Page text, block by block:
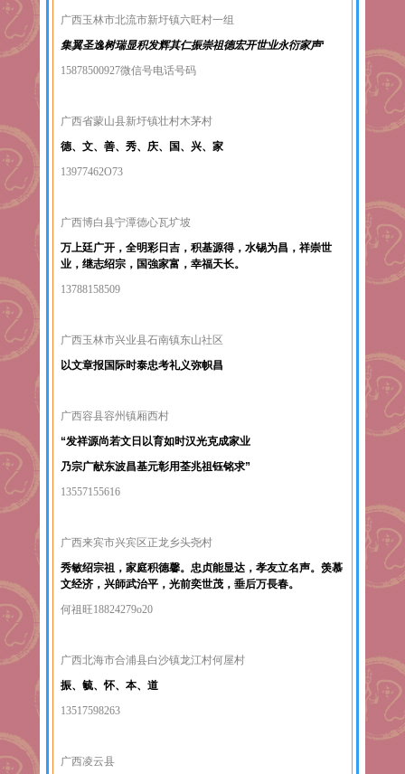
广西玉林市北流市新圩镇六旺村一组
集翼圣逸树瑞显积发辉其仁振崇祖德宏开世业永衍家声‘
15878500927微信号电话号码
广西省蒙山县新圩镇壮村木茅村
德、文、善、秀、庆、国、兴、家
13977462O73
广西博白县宁潭德心瓦圹坡
万上廷广开，全明彩日吉，积基源得，水锡为昌，祥崇世
业，继志绍宗，国強家富，幸福天长。
13788158509
广西玉林市兴业县石南镇东山社区
以文章报国际时泰忠考礼义弥帜昌
广西容县容州镇厢西村
“发祥源尚若文日以育如时汉光克成家业
乃宗广献东波昌基元彰用荃兆祖钰铭求”
13557155616
广西来宾市兴宾区正龙乡头尧村
秀敏绍宗祖，家庭积德馨。忠贞能显达，孝友立名声。羡慕
文经济，兴師武治平，光前奕世茂，垂后万長春。
何祖旺18824279o20
广西北海市合浦县白沙镇龙江村何屋村
振、毓、怀、本、道
13517598263
广西凌云县